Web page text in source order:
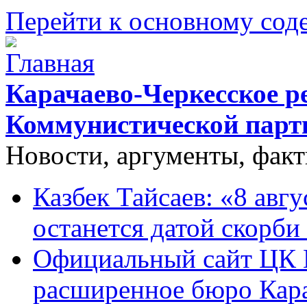
Перейти к основному
Карачаево-Черкесское
Коммунистической
Новости, аргументы,
Казбек Тайсаев: «8
останется датой
Официальный сайт ЦК
расширенное бюро